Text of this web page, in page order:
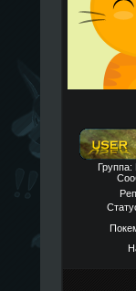
Группа: